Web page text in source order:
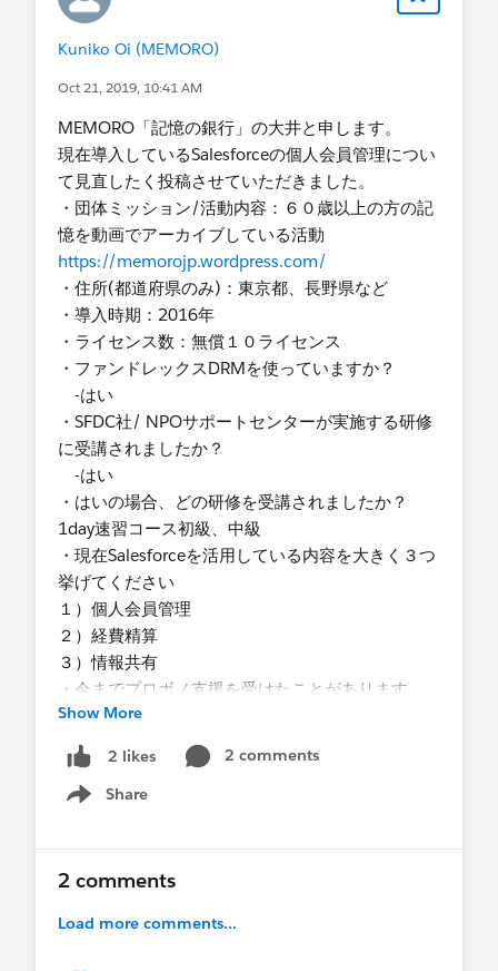
Kuniko Oi (MEMORO)
Oct 21, 2019, 10:41 AM
MEMORO「記憶の銀行」の大井と申します。
現在導入しているSalesforceの個人会員管理につい
て見直したく投稿させていただきました。
・団体ミッション/活動内容：６０歳以上の方の記
憶を動画でアーカイブしている活動
https://memorojp.wordpress.com/
・住所(都道府県のみ)：東京都、長野県など
・導入時期：2016年
・ライセンス数：無償１０ライセンス
・ファンドレックスDRMを使っていますか？
-はい
・SFDC社/ NPOサポートセンターが実施する研修
に受講されましたか？
-はい
・はいの場合、どの研修を受講されましたか？
1day速習コース初級、中級
・現在Salesforceを活用している内容を大きく３つ
挙げてください
１）個人会員管理
２）経費精算
３）情報共有
・今までプロボノ支援を受けたことがあります
か？
-いいえ
・具体的な支援内容：個人会員の管理方法につい
て
？取引先のない取引先責任者として管理
？架空の取引先に取引先責任者を紐づける
・支援の時間帯(複数回答可)
Show More
2 likes
2 comments
Share
Show menu
2 comments
Load more comments...